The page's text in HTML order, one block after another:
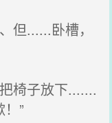
但......卧槽，
椅子放下.......
”